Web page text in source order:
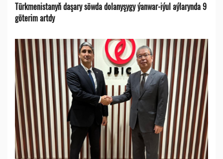
Türkmenistanyň daşary söwda dolanyşygy ýanwar-iýul aýlarynda 9
göterim artdy